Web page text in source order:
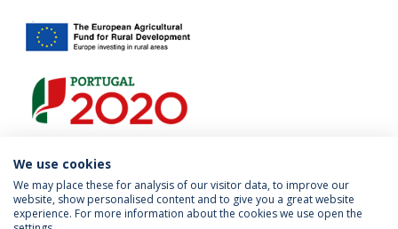
Política de Privacidade Termos & Condições
We use cookies
We may place these for analysis of our visitor data, to improve our
website, show personalised content and to give you a great website
experience. For more information about the cookies we use open the